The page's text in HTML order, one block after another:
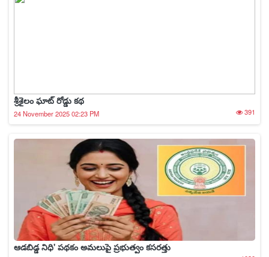
శ్రీశైలం ఘాట్ రోడ్డు కథ
24 November 2025 02:23 PM 391
ఆడబిడ్డ నిధి' పథకం అమలుపై ప్రభుత్వం కసరత్తు